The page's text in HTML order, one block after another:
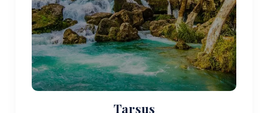
Yerel mutfak lezzetlerinin tadına bakma
şansını kaçırmayın ziyaretiniz sırasında.
Plajlar: Mersin kıyı şeridi boyunca güzel plajlara
sahiptir. dinlenme ve su aktiviteleri için
fırsatlar sunuyor. Bazı popüler Plajlar arasında
Kızkalesi, Ayaş ve Susanoğlu bulunmaktadır.
Bu kumsallar Güneşlenmek, yüzmek ve
Tarsus